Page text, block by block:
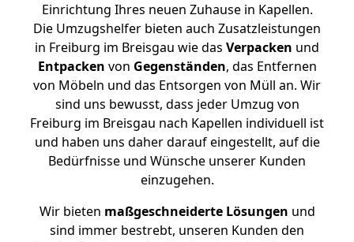
Einrichtung Ihres neuen Zuhause in Kapellen.
Die Umzugshelfer bieten auch Zusatzleistungen
in Freiburg im Breisgau wie das Verpacken und
Entpacken von Gegenständen, das Entfernen
von Möbeln und das Entsorgen von Müll an. Wir
sind uns bewusst, dass jeder Umzug von
Freiburg im Breisgau nach Kapellen individuell ist
und haben uns daher darauf eingestellt, auf die
Bedürfnisse und Wünsche unserer Kunden
einzugehen.
Wir bieten maßgeschneiderte Lösungen und
sind immer bestrebt, unseren Kunden den